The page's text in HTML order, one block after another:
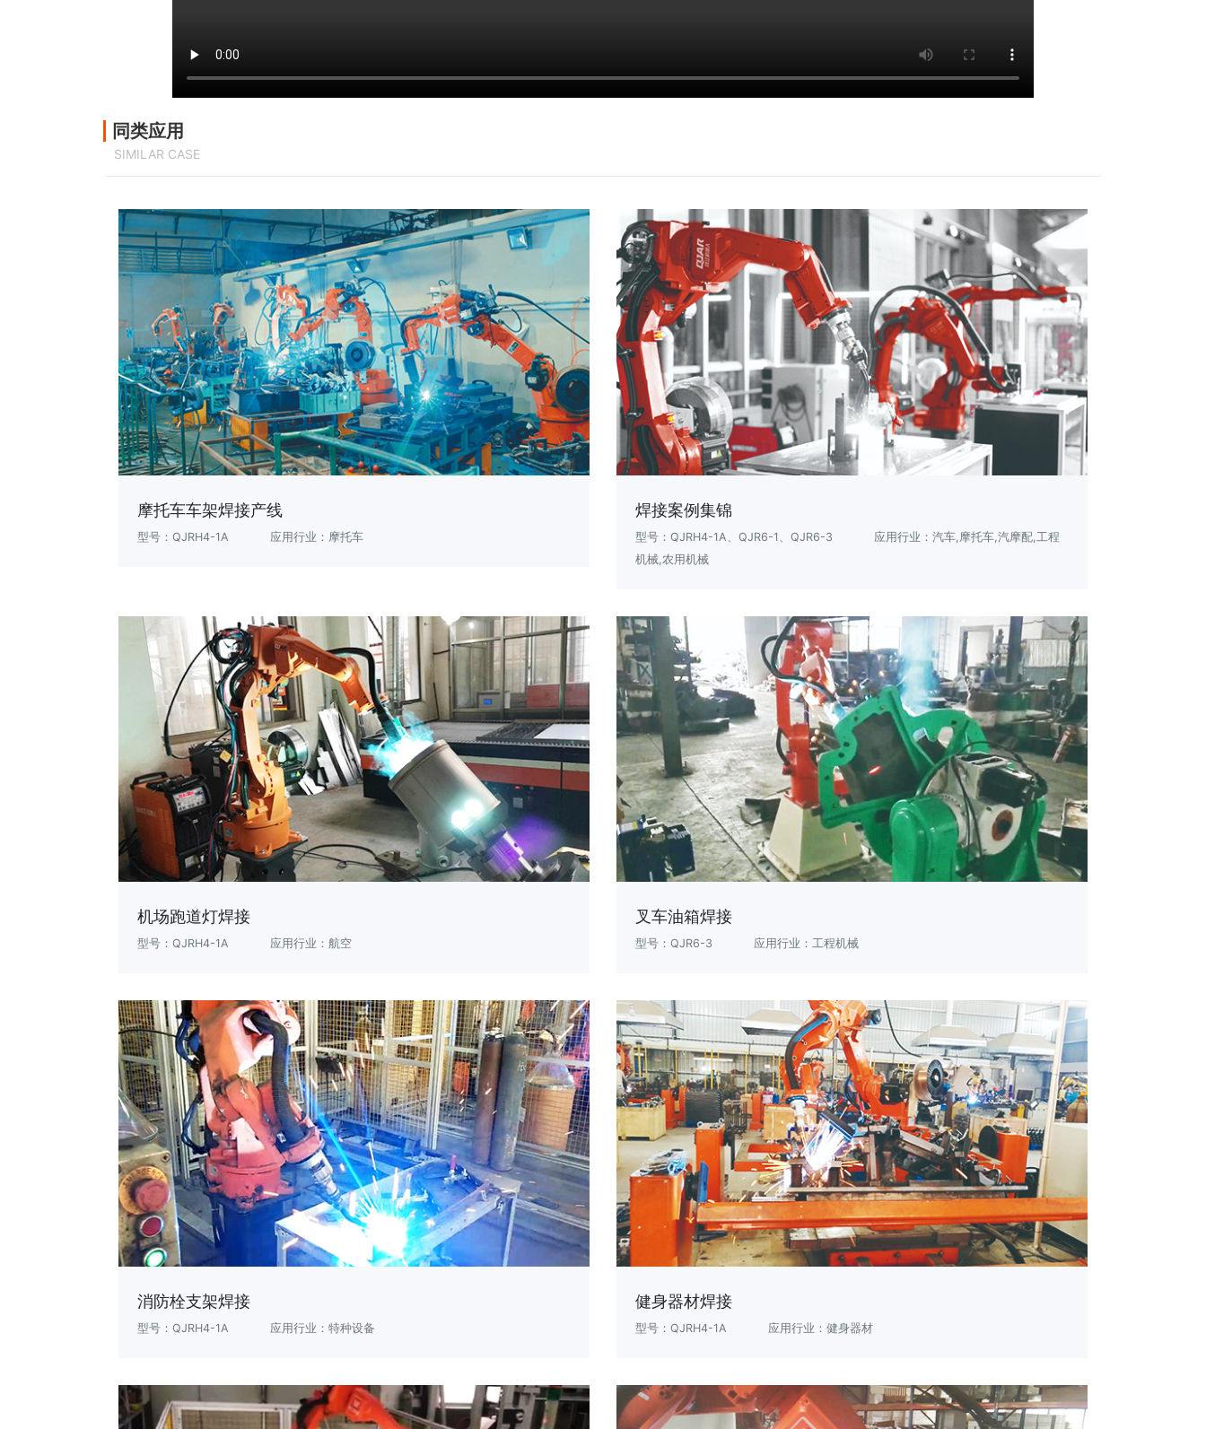
同类应用
SIMILAR CASE
摩托车车架焊接产线
型号：QJRH4-1A 应用行业：摩托车
焊接案例集锦
型号：QJRH4-1A、QJR6-1、QJR6-3
应用行业：汽车,摩托车,汽摩配,工程
机械,农用机械
机场跑道灯焊接
型号：QJRH4-1A 应用行业：航空
叉车油箱焊接
型号：QJR6-3 应用行业：工程机械
消防栓支架焊接
型号：QJRH4-1A 应用行业：特种设备
健身器材焊接
型号：QJRH4-1A 应用行业：健身器材